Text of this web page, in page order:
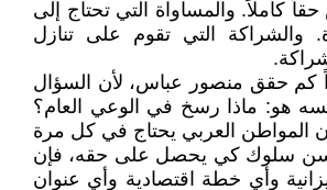
كاملاً. والمساواة التي تحتاج إلى
والشراكة التي تقوم على تنازل
كم حقق منصور عباس، لأن السؤال
هو: ماذا رسخ في الوعي العام؟
بأن المواطن العربي يحتاج في كل مرة
حسن سلوك كي يحصل على حقه، فإن
وأي خطة اقتصادية وأي عنوان